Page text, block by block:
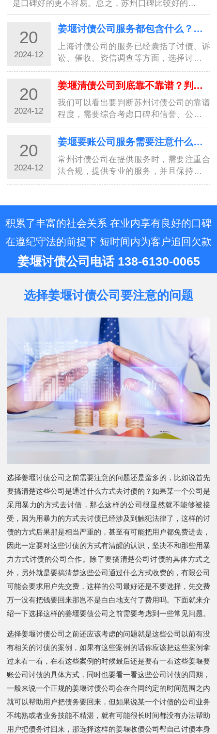
是口碑好的更不容易。总之，苏州口碑比较好的讨债
公司具有高素质的专业团队、保障债权人权益、高效
率、良好的沟通能力、严谨的工作态度、灵活性、良
好…
20
2024-12
姜堰讨债公司服务都包含什么？选择讨债公司需要具备的条件
上海讨债公司的服务已经囊括了讨债、诉
讼、催收、资信调查等方面，选择讨债公
司时需要注意其服务的全面性和专业性。
而且要确保对方合规合法，有相关资质和
口碑信誉。只有选择了合适的讨债公司，
才能够…
20
2024-12
姜堰清债公司到底靠不靠谱？判断依据是什么呢？
我们可以看出要判断苏州讨债公司的靠谱
程度，需要综合考虑口碑和信誉、公司资
质和背景、服务内容和方式、行业资讯和
报道、客户案例和经验分享等多个因素。
只有综合考虑，才能做出正确的判断。希
望本文…
20
2024-12
姜堰要账公司服务需要注意什么？8种方式讨债值得了解！
常州讨债公司在提供服务时，需要注重合
法合规，提供专业的服务，并且保持诚信
经营，才能真正赢得客户的信任和支持。
的任务。尤其是在常州这样的大都市，追
账公司…
积累了丰富的社会关系 在业内享有良好的口碑
在遵纪守法的前提下 短时间内为客户追回欠款
姜堰讨债公司电话 138-6130-0065
选择姜堰讨债公司要注意的问题
选择姜堰讨债公司之前需要注意的问题还是蛮多的，比如说首先
要搞清楚这些公司是通过什么方式去讨债的？如果某一个公司是
采用暴力的方式去讨债，那么这样的公司很显然就不能够被接
受，因为用暴力的方式去讨债已经涉及到触犯法律了，这样的讨
债的方式后果那是相当严重的，甚至有可能把用户都免费进去，
因此一定要对这些讨债的方式有清醒的认识，坚决不和那些用暴
力方式讨债的公司合作。除了要搞清楚公司讨债的具体方式之
外，另外就是要搞清楚这些公司通过什么方式收费的，有限公司
可能会要求用户先交费，这样的公司最好还是不要选择，先交费
万一没有把钱要回来那岂不是白白地支付了费用吗。下面就来介
绍一下选择这样的姜堰要债公司之前需要考虑到一些常见问题。
选择姜堰讨债公司之前还应该考虑的问题就是这些公司以前有没
有相关的讨债的案例，如果有这些案例的话你应该把这些案例拿
过来看一看，在看这些案例的时候最后还是要看一看这些姜堰要
账公司讨债的具体方式，同时也要看一看这些公司讨债的周期，
一般来说一个正规的姜堰讨债公司会在合同约定的时间范围之内
就可以帮助用户把债务要回来，但如果说某一个讨债的公司业务
不纯熟或者业务技能不精湛，就有可能很长时间都没有办法帮助
用户把债务讨回来，那选择这样的姜堰收债公司帮自己讨债本身